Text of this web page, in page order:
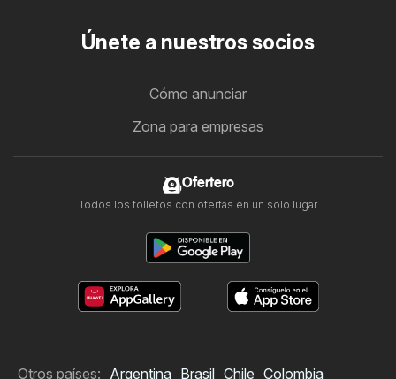
Únete a nuestros socios
Cómo anunciar
Zona para empresas
Ofertero
Todos los folletos con ofertas en un solo lugar
Otros países: Argentina Brasil Chile Colombia